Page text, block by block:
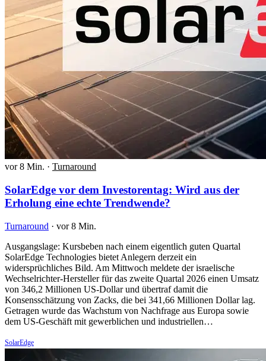
vor 8 Min. · Turnaround
SolarEdge vor dem Investorentag: Wird aus der
Erholung eine echte Trendwende?
Turnaround · vor 8 Min.
Ausgangslage: Kursbeben nach einem eigentlich guten Quartal
SolarEdge Technologies bietet Anlegern derzeit ein
widersprüchliches Bild. Am Mittwoch meldete der israelische
Wechselrichter-Hersteller für das zweite Quartal 2026 einen Umsatz
von 346,2 Millionen US-Dollar und übertraf damit die
Konsensschätzung von Zacks, die bei 341,66 Millionen Dollar lag.
Getragen wurde das Wachstum von Nachfrage aus Europa sowie
dem US-Geschäft mit gewerblichen und industriellen…
SolarEdge